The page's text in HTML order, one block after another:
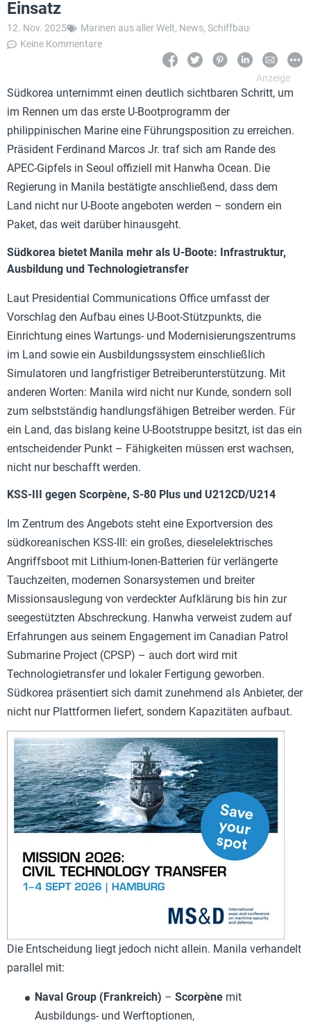
Einsatz
12. Nov. 2025 Marinen aus aller Welt, News, Schiffbau
Keine Kommentare
Südkorea unternimmt einen deutlich sichtbaren Schritt, um
im Rennen um das erste U-Bootprogramm der
philippinischen Marine eine Führungsposition zu erreichen.
Präsident Ferdinand Marcos Jr. traf sich am Rande des
APEC-Gipfels in Seoul offiziell mit Hanwha Ocean. Die
Regierung in Manila bestätigte anschließend, dass dem
Land nicht nur U-Boote angeboten werden – sondern ein
Paket, das weit darüber hinausgeht.
Südkorea bietet Manila mehr als U-Boote: Infrastruktur,
Ausbildung und Technologietransfer
Laut Presidential Communications Office umfasst der
Vorschlag den Aufbau eines U-Boot-Stützpunkts, die
Einrichtung eines Wartungs- und Modernisierungszentrums
im Land sowie ein Ausbildungssystem einschließlich
Simulatoren und langfristiger Betreiberunterstützung. Mit
anderen Worten: Manila wird nicht nur Kunde, sondern soll
zum selbstständig handlungsfähigen Betreiber werden. Für
ein Land, das bislang keine U-Bootstruppe besitzt, ist das ein
entscheidender Punkt – Fähigkeiten müssen erst wachsen,
nicht nur beschafft werden.
KSS-III gegen Scorpène, S-80 Plus und U212CD/U214
Im Zentrum des Angebots steht eine Exportversion des
südkoreanischen KSS-III: ein großes, dieselelektrisches
Angriffsboot mit Lithium-Ionen-Batterien für verlängerte
Tauchzeiten, modernen Sonarsystemen und breiter
Missionsauslegung von verdeckter Aufklärung bis hin zur
seegestützten Abschreckung. Hanwha verweist zudem auf
Erfahrungen aus seinem Engagement im Canadian Patrol
Submarine Project (CPSP) – auch dort wird mit
Technologietransfer und lokaler Fertigung geworben.
Südkorea präsentiert sich damit zunehmend als Anbieter, der
nicht nur Plattformen liefert, sondern Kapazitäten aufbaut.
Die Entscheidung liegt jedoch nicht allein. Manila verhandelt
parallel mit:
Naval Group (Frankreich) – Scorpène mit
Ausbildungs- und Werftoptionen,